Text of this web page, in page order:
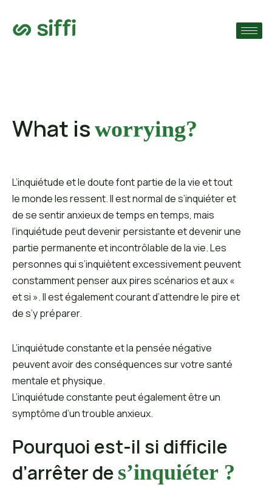
What isworrying?
L’inquiétude et le doute font partie de la vie et tout
le monde les ressent. Il est normal de s’inquiéter et
de se sentir anxieux de temps en temps, mais
l’inquiétude peut devenir persistante et devenir une
partie permanente et incontrôlable de la vie. Les
personnes qui s’inquiètent excessivement peuvent
constamment penser aux pires scénarios et aux «
et si ». Il est également courant d’attendre le pire et
de s’y préparer.
L’inquiétude constante et la pensée négative
peuvent avoir des conséquences sur votre santé
mentale et physique.
L’inquiétude constante peut également être un
symptôme d’un trouble anxieux.
Pourquoi est-il si difficile
d’arrêter de s’inquiéter ?